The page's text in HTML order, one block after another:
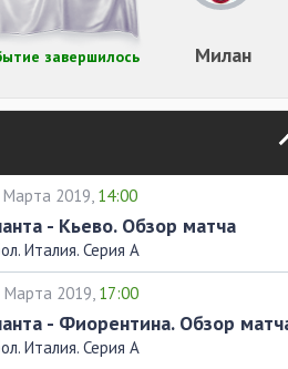
Милан
завершилось
Марта 2019, 14:00
- Кьево. Обзор матча
Италия. Серия А
Марта 2019, 17:00
- Фиорентина. Обзор
Италия. Серия А